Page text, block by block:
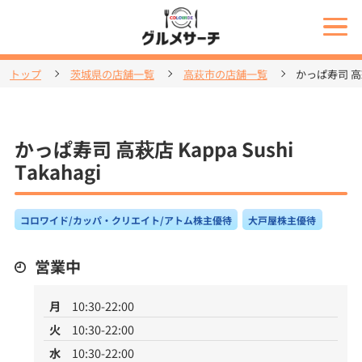
トップ 茨城県の店舗一覧 高萩市の店舗一覧 かっぱ寿司
かっぱ寿司 高萩店 Kappa Sushi
Takahagi
コロワイド/カッパ・クリエイト/アトム株主優待 大戸屋株主優待
営業中
月
10:30-22:00
火
10:30-22:00
水
10:30-22:00